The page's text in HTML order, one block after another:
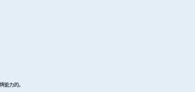
能力的。